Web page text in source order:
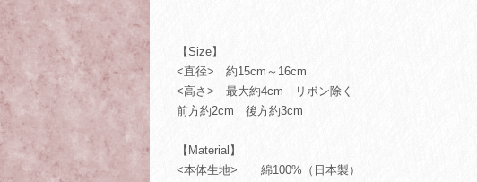
-----
【Size】
<直径> 約15cm～16cm
<高さ> 最大約4cm リボン除く
前方約2cm 後方約3cm
【Material】
<本体生地> 綿100%（日本製）